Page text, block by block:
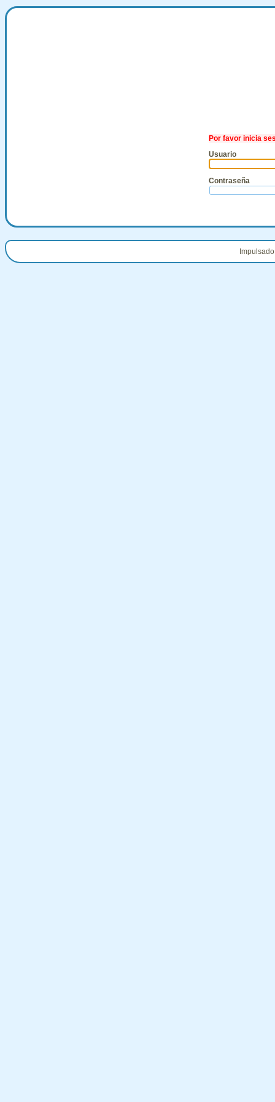
Por favor inicia
Usuario
Contraseña